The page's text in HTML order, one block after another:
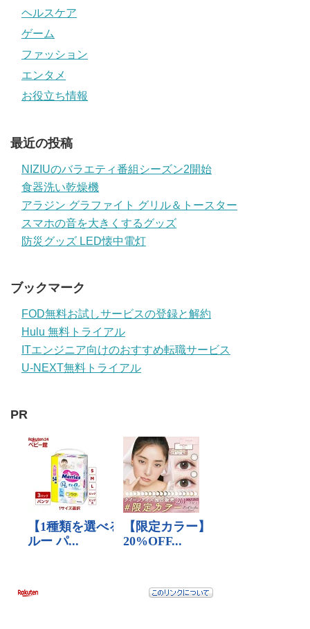
ヘルスケア
ゲーム
ファッション
エンタメ
お役立ち情報
最近の投稿
NIZIUのバラエティ番組シーズン2開始
食器洗い乾燥機
アラジン グラファイト グリル＆トースター
スマホの音を大きくするグッズ
防災グッズ LED懐中電灯
ブックマーク
FOD無料お試しサービスの登録と解約
Hulu 無料トライアル
ITエンジニア向けのおすすめ転職サービス
U-NEXT無料トライアル
PR